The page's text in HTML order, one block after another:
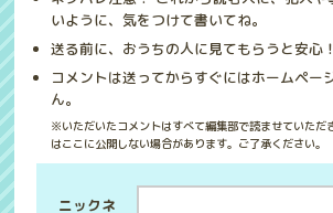
いように、気をつけて書いてね。
送る前に、おうちの人に見てもらうと安心！
コメントは送ってからすぐにはホームペー
ん。
※いただいたコメントはすべて編集部で読ませていただ
はここに公開しない場合があります。ご了承ください。
ニックネ